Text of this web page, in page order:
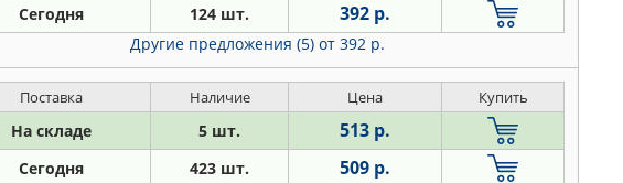
Сегодня 124 шт. 392 р.
Другие предложения (5) от 392 р.
Поставка Наличие Цена Купить
На складе 5 шт. 513 р.
Сегодня 423 шт. 509 р.